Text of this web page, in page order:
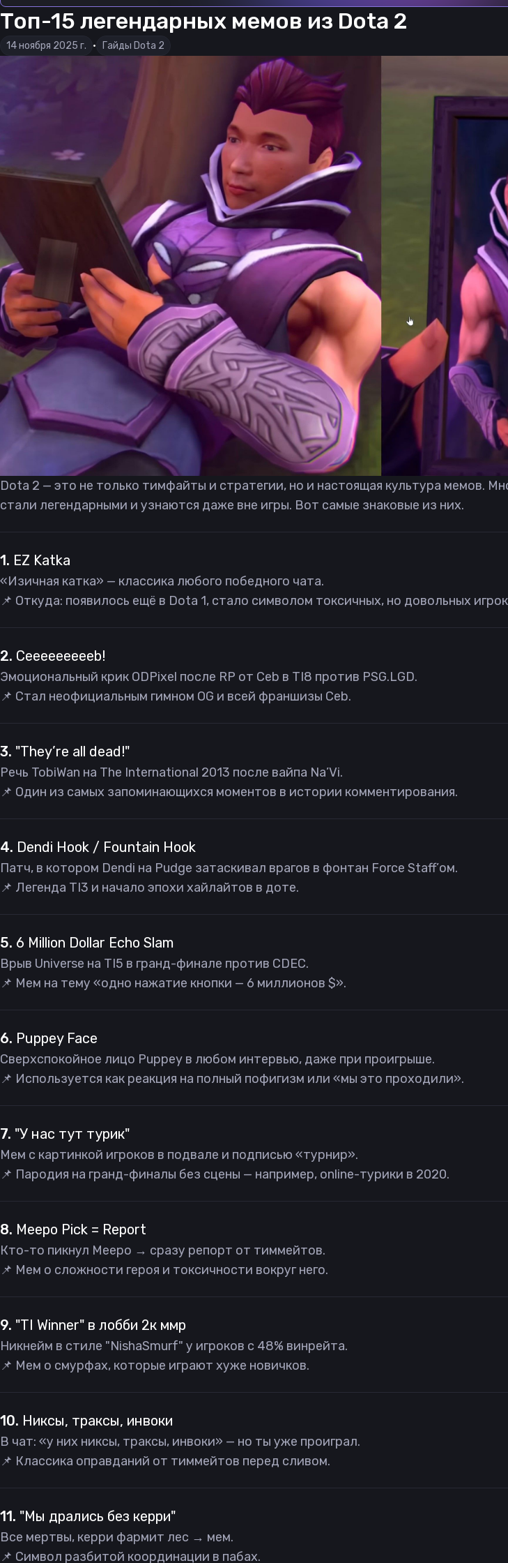
Топ-15 легендарных мемов из Dota 2
14 ноября 2025 г. • Гайды Dota 2
Dota 2 — это не только тимфайты и стратегии, но и настоящая культура мемов.
стали легендарными и узнаются даже вне игры. Вот самые знаковые из них.
1. EZ Katka
«Изичная катка» — классика любого победного чата.
📌 Откуда: появилось ещё в Dota 1, стало символом токсичных, но довольных
2. Ceeeeeeeeeb!
Эмоциональный крик ODPixel после RP от Ceb в TI8 против PSG.LGD.
📌 Стал неофициальным гимном OG и всей франшизы Ceb.
3. "They’re all dead!"
Речь TobiWan на The International 2013 после вайпа Na’Vi.
📌 Один из самых запоминающихся моментов в истории комментирования.
4. Dendi Hook / Fountain Hook
Патч, в котором Dendi на Pudge затаскивал врагов в фонтан Force Staff’ом.
📌 Легенда TI3 и начало эпохи хайлайтов в доте.
5. 6 Million Dollar Echo Slam
Врыв Universe на TI5 в гранд-финале против CDEC.
📌 Мем на тему «одно нажатие кнопки — 6 миллионов $».
6. Puppey Face
Сверхспокойное лицо Puppey в любом интервью, даже при проигрыше.
📌 Используется как реакция на полный пофигизм или «мы это проходили».
7. "У нас тут турик"
Мем с картинкой игроков в подвале и подписью «турнир».
📌 Пародия на гранд-финалы без сцены — например, online-турики в 2020.
8. Meepo Pick = Report
Кто-то пикнул Meepo → сразу репорт от тиммейтов.
📌 Мем о сложности героя и токсичности вокруг него.
9. "TI Winner" в лобби 2к ммр
Никнейм в стиле "NishaSmurf" у игроков с 48% винрейта.
📌 Мем о смурфах, которые играют хуже новичков.
10. Никсы, траксы, инвоки
В чат: «у них никсы, траксы, инвоки» — но ты уже проиграл.
📌 Классика оправданий от тиммейтов перед сливом.
11. "Мы дрались без керри"
Все мертвы, керри фармит лес → мем.
📌 Символ разбитой координации в пабах.